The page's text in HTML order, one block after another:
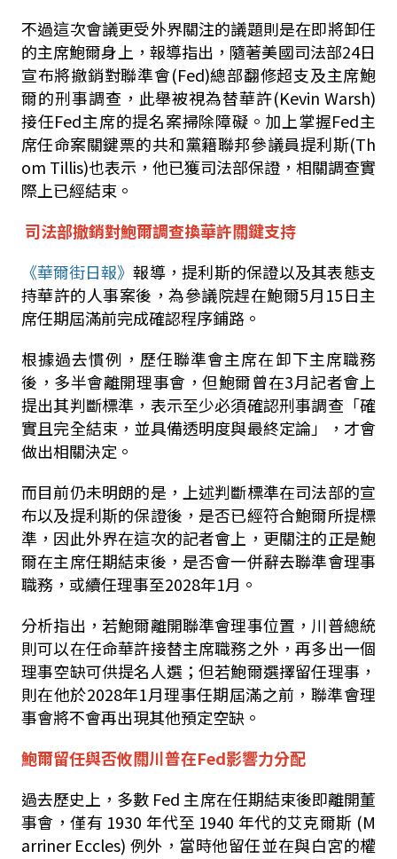
不過這次會議更受外界關注的議題則是在即將卸任
的主席鮑爾身上，報導指出，隨著美國司法部24日
宣布將撤銷對聯準會(Fed)總部翻修超支及主席鮑
爾的刑事調查，此舉被視為替華許(Kevin Warsh)
接任Fed主席的提名案掃除障礙。加上掌握Fed主
席任命案關鍵票的共和黨籍聯邦參議員提利斯(Th
om Tillis)也表示，他已獲司法部保證，相關調查實
際上已經結束。
司法部撤銷對鮑爾調查換華許關鍵支持
《華爾街日報》 報導，提利斯的保證以及其表態支
持華許的人事案後，為參議院趕在鮑爾5月15日主
席任期屆滿前完成確認程序鋪路。
根據過去慣例，歷任聯準會主席在卸下主席職務
後，多半會離開理事會，但鮑爾曾在3月記者會上
提出其判斷標準，表示至少必須確認刑事調查「確
實且完全結束，並具備透明度與最終定論」，才會
做出相關決定。
而目前仍未明朗的是，上述判斷標準在司法部的宣
布以及提利斯的保證後，是否已經符合鮑爾所提標
準，因此外界在這次的記者會上，更關注的正是鮑
爾在主席任期結束後，是否會一併辭去聯準會理事
職務，或續任理事至2028年1月。
分析指出，若鮑爾離開聯準會理事位置，川普總統
則可以在任命華許接替主席職務之外，再多出一個
理事空缺可供提名人選；但若鮑爾選擇留任理事，
則在他於2028年1月理事任期屆滿之前，聯準會理
事會將不會再出現其他預定空缺。
鮑爾留任與否攸關川普在Fed影響力分配
過去歷史上，多數 Fed 主席在任期結束後即離開董
事會，僅有 1930 年代至 1940 年代的艾克爾斯 (M
arriner Eccles) 例外，當時他留任並在與白宮的權